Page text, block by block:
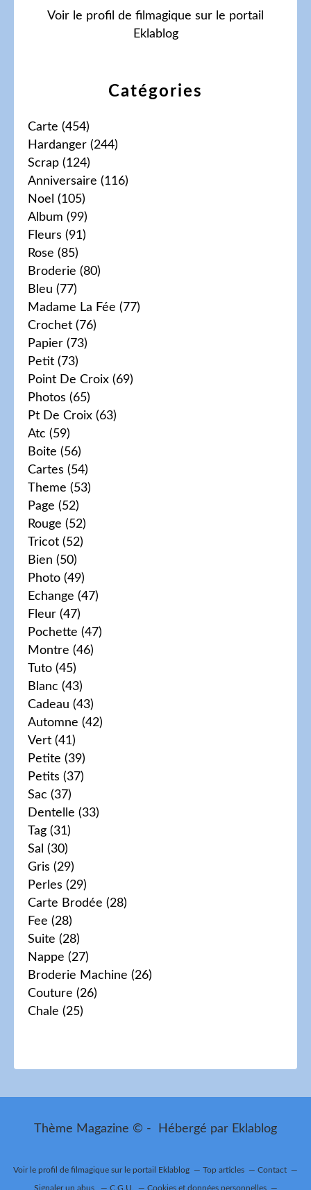
Catégories
Carte (454)
Hardanger (244)
Scrap (124)
Anniversaire (116)
Noel (105)
Album (99)
Fleurs (91)
Rose (85)
Broderie (80)
Bleu (77)
Madame La Fée (77)
Crochet (76)
Papier (73)
Petit (73)
Point De Croix (69)
Photos (65)
Pt De Croix (63)
Atc (59)
Boite (56)
Cartes (54)
Theme (53)
Page (52)
Rouge (52)
Tricot (52)
Bien (50)
Photo (49)
Echange (47)
Fleur (47)
Pochette (47)
Montre (46)
Tuto (45)
Blanc (43)
Cadeau (43)
Automne (42)
Vert (41)
Petite (39)
Petits (37)
Sac (37)
Dentelle (33)
Tag (31)
Sal (30)
Gris (29)
Perles (29)
Carte Brodée (28)
Fee (28)
Suite (28)
Nappe (27)
Broderie Machine (26)
Couture (26)
Chale (25)
Voir le profil de filmagique sur le portail
Eklablog
Thème Magazine © - Hébergé par Eklablog
Voir le profil de filmagique sur le portail Eklablog Top articles Contact
Signaler un abus C.G.U. Cookies et données personnelles